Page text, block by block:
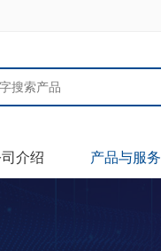
介绍 产品与服务